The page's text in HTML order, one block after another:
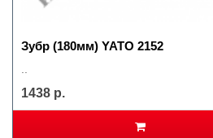
Зубр (180мм) YATO 2152
1438 р.